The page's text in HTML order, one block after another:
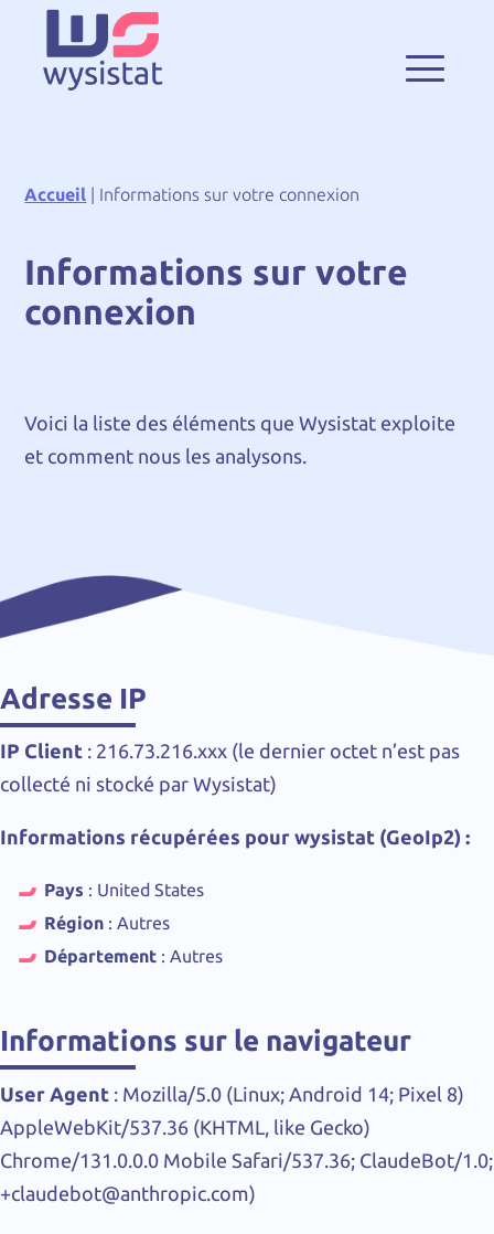
Accueil | Informations sur votre connexion
Informations sur votre
connexion
Voici la liste des éléments que Wysistat exploite
et comment nous les analysons.
Adresse IP
IP Client : 216.73.216.xxx (le dernier octet n’est pas
collecté ni stocké par Wysistat)
Informations récupérées pour wysistat (GeoIp2) :
Pays : United States
Région : Autres
Département : Autres
Informations sur le navigateur
User Agent : Mozilla/5.0 (Linux; Android 14; Pixel 8)
AppleWebKit/537.36 (KHTML, like Gecko)
Chrome/131.0.0.0 Mobile Safari/537.36; ClaudeBot/1.0;
+claudebot@anthropic.com)